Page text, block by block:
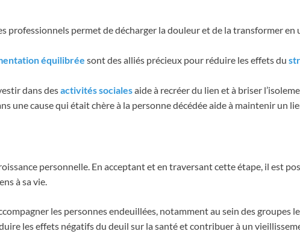
professionnels permet de décharger la douleur et de la transformer en
équilibrée sont des alliés précieux pour réduire les effets du
dans desactivités socialesaide à recréer du lien et à briser
une cause qui était chère à la personne décédée aide à maintenir un
personnelle. En acceptant et en traversant cette étape, il est
à sa vie.
les personnes endeuillées, notamment au sein des groupes
les effets négatifs du deuil sur la santé et contribuer à un